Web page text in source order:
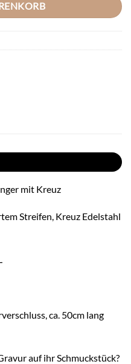
mit Kreuz
Streifen, Kreuz Edelstahl
ca. 50cm lang
auf ihr Schmuckstück?